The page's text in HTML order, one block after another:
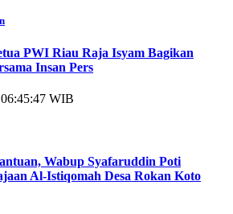
PWI Riau Raja Isyam Bagikan
Insan Pers
WIB
Wabup Syafaruddin Poti
Al-Istiqomah Desa Rokan Koto